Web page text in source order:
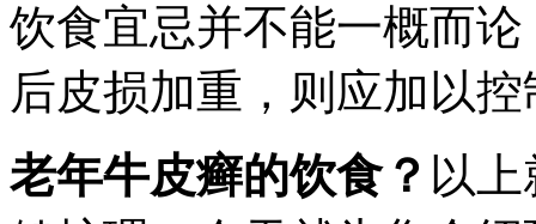
饮食宜忌并不能一概而
后皮损加重，则应加以
老年牛皮癣的饮食？ 以